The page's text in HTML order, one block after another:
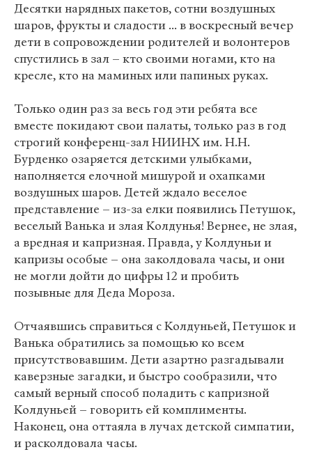
Десятки нарядных пакетов, сотни воздушных
шаров, фрукты и сладости ... в воскресный вечер
дети в сопровождении родителей и волонтеров
спустились в зал – кто своими ногами, кто на
кресле, кто на маминых или папиных руках.
Только один раз за весь год эти ребята все
вместе покидают свои палаты, только раз в год
строгий конференц-зал НИИНХ им. Н.Н.
Бурденко озаряется детскими улыбками,
наполняется елочной мишурой и охапками
воздушных шаров. Детей ждало веселое
представление – из-за елки появились Петушок,
веселый Ванька и злая Колдунья! Вернее, не злая,
а вредная и капризная. Правда, у Колдуньи и
капризы особые – она заколдовала часы, и они
не могли дойти до цифры 12 и пробить
позывные для Деда Мороза.
Отчаявшись справиться с Колдуньей, Петушок и
Ванька обратились за помощью ко всем
присутствовавшим. Дети азартно разгадывали
каверзные загадки, и быстро сообразили, что
самый верный способ поладить с капризной
Колдуньей – говорить ей комплименты.
Наконец, она оттаяла в лучах детской симпатии,
и расколдовала часы.